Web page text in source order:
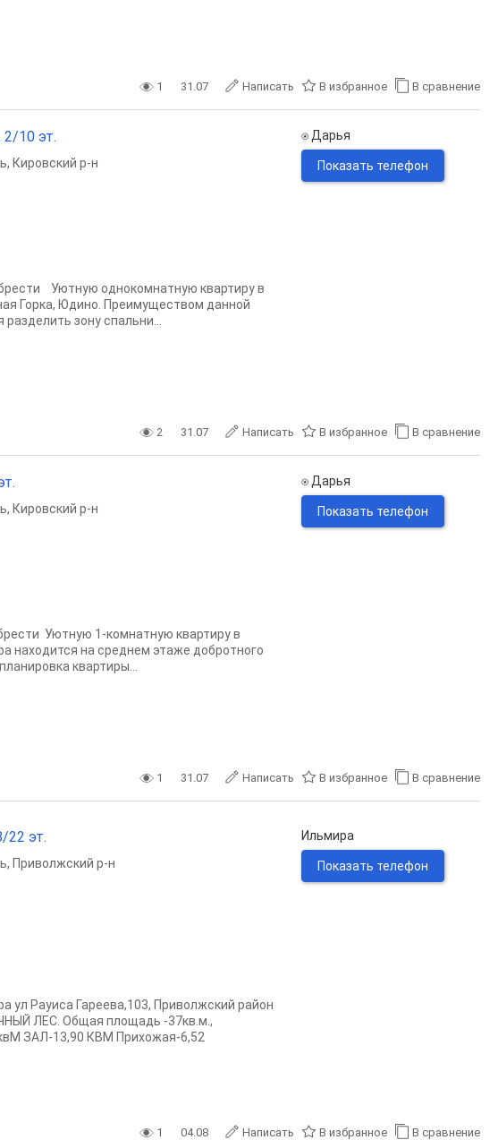
1 31.07 Написать В избранное В сравнение
2/10 эт.
, Кировский р-н
Уютную однокомнатную квартиру в
Горка, Юдино. Преимуществом данной
зону спальни...
⍟ Дарья
Показать телефон
2 31.07 Написать В избранное В сравнение
, Кировский р-н
Уютную 1-комнатную квартиру в
находится на среднем этаже добротного
квартиры...
⍟ Дарья
Показать телефон
1 31.07 Написать В избранное В сравнение
22 эт.
, Приволжский р-н
ул Рауиса Гареева,103, Приволжский район
ЛЕС. Oбщaя плoщадь -37кв.м.,
ЗАЛ-13,90 КВМ Прихoжая-6,52
Ильмира
Показать телефон
1 04.08 Написать В избранное В сравнение